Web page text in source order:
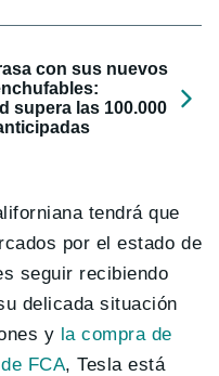
con sus nuevos
supera las 100.000
tendrá que
por el estado de
seguir recibiendo
delicada situación
y la compra de
FCA, Tesla está